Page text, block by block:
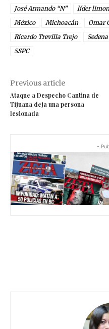
José Armando “N”
líder
México
Michoacán Omar
Ricardo Trevilla Trejo
Sedena
SSPC
Previous article
Ataque a Despecho Cantina de
Tijuana deja una persona
lesionada
-